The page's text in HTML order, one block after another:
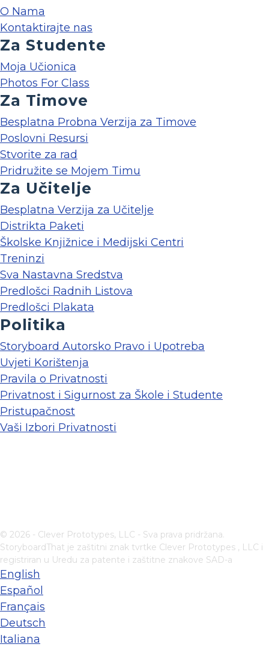
O Nama
Kontaktirajte nas
Za Studente
Moja Učionica
Photos For Class
Za Timove
Besplatna Probna Verzija za Timove
Poslovni Resursi
Stvorite za rad
Pridružite se Mojem Timu
Za Učitelje
Besplatna Verzija za Učitelje
Distrikta Paketi
Školske Knjižnice i Medijski Centri
Treninzi
Sva Nastavna Sredstva
Predlošci Radnih Listova
Predlošci Plakata
Politika
Storyboard Autorsko Pravo i Upotreba
Uvjeti Korištenja
Pravila o Privatnosti
Privatnost i Sigurnost za Škole i Studente
Pristupačnost
Vaši Izbori Privatnosti
© 2026 - Clever Prototypes, LLC - Sva prava pridržana.
StoryboardThat je zaštitni znak tvrtke Clever Prototypes , LLC i
registriran u Uredu za patente i zaštitne znakove SAD-a
English
Español
Français
Deutsch
Italiana